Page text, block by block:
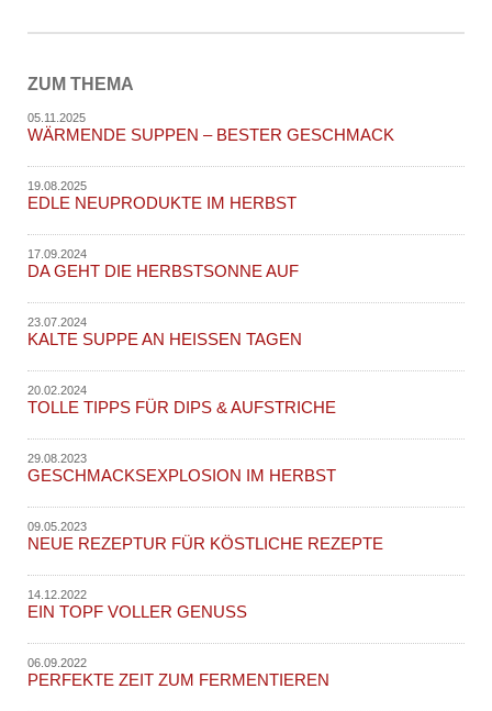
ZUM THEMA
05.11.2025
WÄRMENDE SUPPEN – BESTER GESCHMACK
19.08.2025
EDLE NEUPRODUKTE IM HERBST
17.09.2024
DA GEHT DIE HERBSTSONNE AUF
23.07.2024
KALTE SUPPE AN HEISSEN TAGEN
20.02.2024
TOLLE TIPPS FÜR DIPS & AUFSTRICHE
29.08.2023
GESCHMACKSEXPLOSION IM HERBST
09.05.2023
NEUE REZEPTUR FÜR KÖSTLICHE REZEPTE
14.12.2022
EIN TOPF VOLLER GENUSS
06.09.2022
PERFEKTE ZEIT ZUM FERMENTIEREN